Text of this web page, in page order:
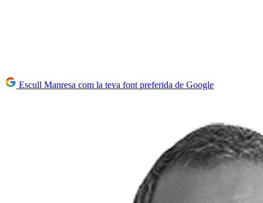
Escull Manresa com la teva font preferida de Google